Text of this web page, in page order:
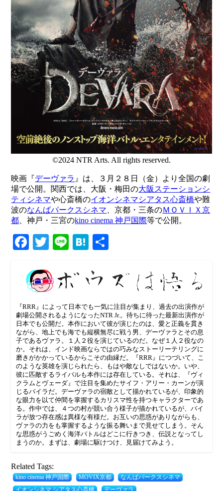
©2024 NTR Arts. All rights reserved.
映画『デーヴァラ 』は、３月２８日（金）より全国の劇
場で公開。関西では、大阪・梅田の大阪ステーションシ
ティシネマや心斎橋のイオンシネマシアタス心斎橋や難
波のなんばパークスシネマ、京都・三条のＭＯＶＩＸ京
都、神戸・三宮のkino cinema 神戸国際等で公開。
Facebook
TwitterLineHatena
『RRR』によって日本でも一気に注目が集まり、過去の出演作が
劇場公開されるようになったNTR Jr.。待ちに待った最新出演作が
日本でも公開だ。本作において彼が演じたのは、愛と正義を貫き
ながら、地上でも海でも縦横無尽に戦う男、デーヴァラとその息
子であるヴァラ。１人２役を演じているのだ。なぜ１人２役なの
か。それは、インド映画ならではの巧みなストーリーテリングに
磨きがかかっているからこその由縁だ。『RRR』につづいて、こ
のような英雄を演じられたら、もはや敵なしではないか。いや、
彼に匹敵するライバルも本作には存在している。それは、『ヴィ
クラムとヴェーダ』で注目を集めたサイフ・アリー・カーンが演
じるバイラだ。デーヴァラの宿敵として描かれているが、印象的
な眼力を以て仲間を掌握するカリスマ性を持つキャラクターであ
る。作中では、４つの村が競い合う様子が描かれているが、バイ
ラが放つ存在感は異様な有様だ。お互いの思惑がありながらも、
ヴァラの力をも掌握するような振る舞いまで見せてしまう。そん
な思惑がうごめく海洋バトルはどこに行きつき、伝説となってし
まうのか。まずは、劇場に駆けつけ、見届けてみよう。
Related Tags:
kino cinema 神戸国際 MOVIX京都
なんばパークスシネマ
イオンシネマ シアタス心斎橋
デーヴァラ